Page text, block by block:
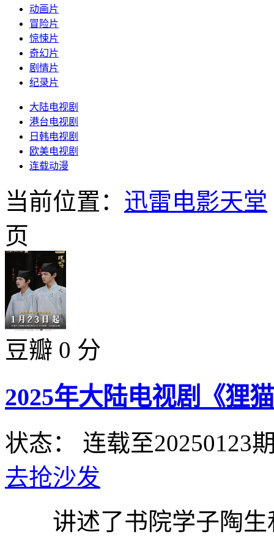
动画片
冒险片
惊悚片
奇幻片
剧情片
纪录片
大陆电视剧
港台电视剧
日韩电视剧
欧美电视剧
连载动漫
当前位置： 迅雷电影天堂
页
豆瓣 0 分
2025年大陆电视剧《狸
状态： 连载至20250123
去抢沙发
讲述了书院学子陶生